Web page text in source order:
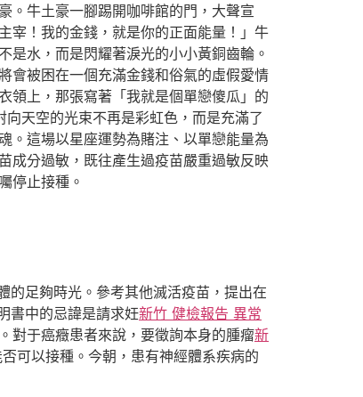
牛土豪一腳踢開咖啡館的門，大聲宣
宰！我的金錢，就是你的正面能量！」牛
是水，而是閃耀著淚光的小小黃銅齒輪。
會被困在一個充滿金錢和俗氣的虛假愛情
領上，那張寫著「我就是個單戀傻瓜」的
天空的光束不再是彩虹色，而是充滿了
。這場以星座運勢為賭注、以單戀能量為
成分過敏，既往產生過疫苗嚴重過敏反映
停止接種。
足夠時光。參考其他滅活疫苗，提出在
書中的忌諱是請求妊新竹 健檢報告 異常
對于癌癥患者來說，要徵詢本身的腫瘤新
可以接種。今朝，患有神經體系疾病的